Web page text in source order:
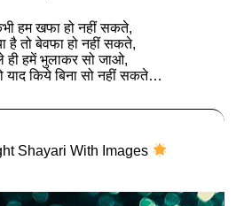
हम खफा हो नहीं सकते,
है तो बेवफा हो नहीं सकते,
हमें भुलाकर सो जाओ,
याद किये बिना सो नहीं सकते…
Shayari With Images